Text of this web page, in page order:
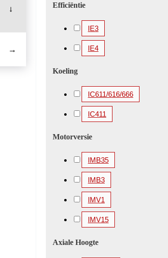
→
→
Efficiëntie
IE3
IE4
Koeling
IC611/616/666
IC411
Motorversie
IMB35
IMB3
IMV1
IMV15
Axiale Hoogte